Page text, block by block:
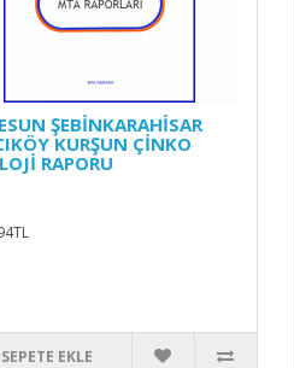
ŞEBİNKARAHİSAR
KURŞUN ÇİNKO
RAPORU
SEPETE EKLE